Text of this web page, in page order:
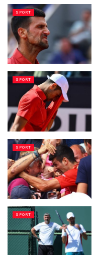
SPORT
SPORT
SPORT
SPORT